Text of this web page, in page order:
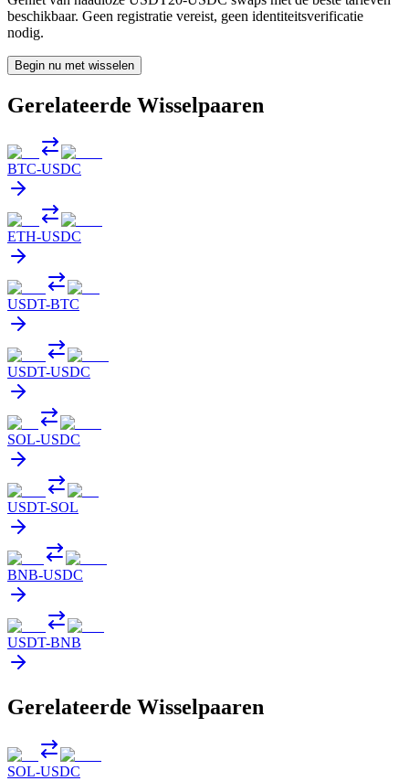
beschikbaar. Geen registratie vereist, geen identiteitsverificatie
nodig.
Begin nu met wisselen
Gerelateerde Wisselpaaren
BTC-USDC
ETH-USDC
USDT-BTC
USDT-USDC
SOL-USDC
USDT-SOL
BNB-USDC
USDT-BNB
Gerelateerde Wisselpaaren
SOL-USDC